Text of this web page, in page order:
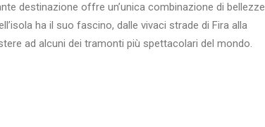
destinazione offre un’unica combinazione di bellezze
ha il suo fascino, dalle vivaci strade di Fira alla
ad alcuni dei tramonti più spettacolari del mondo.